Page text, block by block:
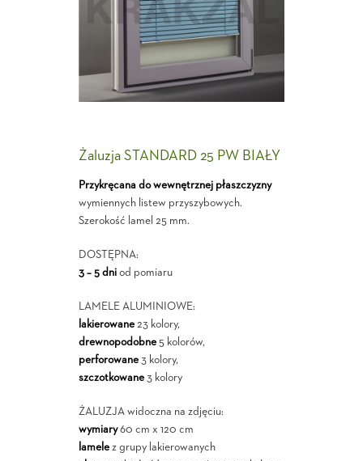
Żaluzja STANDARD 25 PW BIAŁY
Przykręcana do wewnętrznej płaszczyzny
wymiennych listew przyszybowych.
Szerokość lamel 25 mm.
DOSTĘPNA:
3 – 5 dniod pomiaru
LAMELE ALUMINIOWE:
lakierowane23 kolory,
drewnopodobne5 kolorów,
perforowane3 kolory,
szczotkowane3 kolory
ŻALUZJA widoczna na zdjęciu:
wymiary60 cm x 120 cm
lamelez grupy lakierowanych